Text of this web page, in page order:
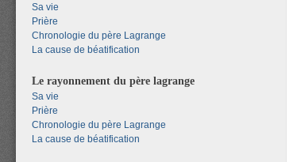
Sa vie
Prière
Chronologie du père Lagrange
La cause de béatification
Le rayonnement du père lagrange
Sa vie
Prière
Chronologie du père Lagrange
La cause de béatification